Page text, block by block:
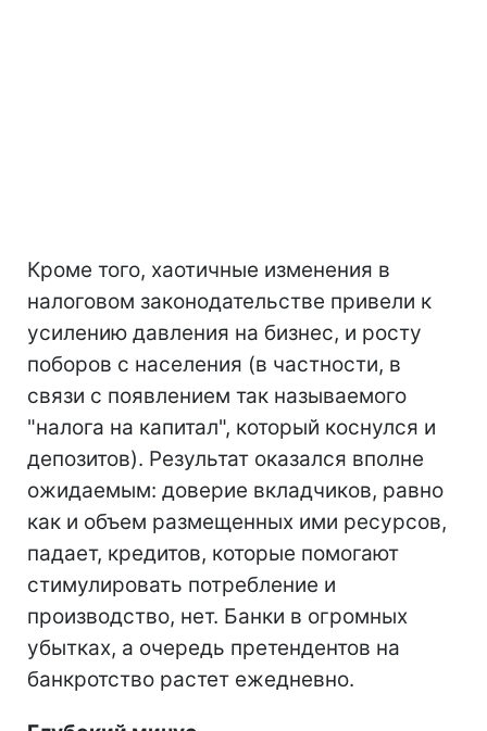
Кроме того, хаотичные изменения в
налоговом законодательстве привели к
усилению давления на бизнес, и росту
поборов с населения (в частности, в
связи с появлением так называемого
"налога на капитал", который коснулся и
депозитов). Результат оказался вполне
ожидаемым: доверие вкладчиков, равно
как и объем размещенных ими ресурсов,
падает, кредитов, которые помогают
стимулировать потребление и
производство, нет. Банки в огромных
убытках, а очередь претендентов на
банкротство растет ежедневно.